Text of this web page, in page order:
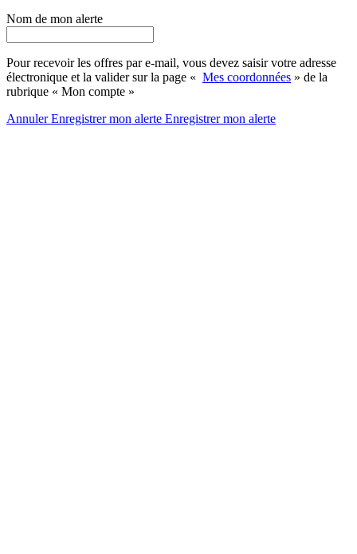
Nom de mon alerte
Pour recevoir les offres par e-mail, vous devez saisir votre adresse
électronique et la valider sur la page « Mes coordonnées » de la
rubrique « Mon compte »
AnnulerEnregistrer mon alerte Enregistrermon alerte